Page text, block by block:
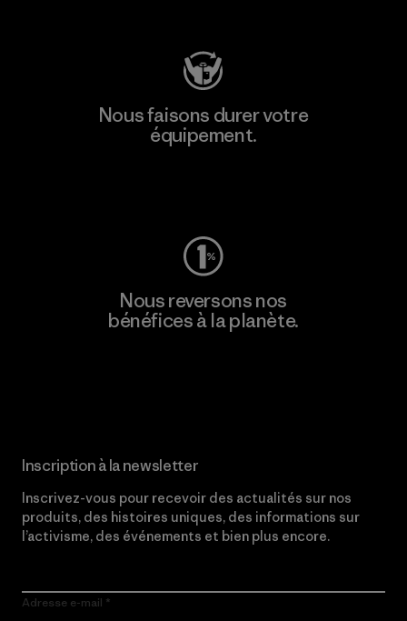
Nous faisons durer votre
équipement.
Nous reversons nos
bénéfices à la planète.
Inscription à la newsletter
Inscrivez-vous pour recevoir des actualités sur nos
produits, des histoires uniques, des informations sur
l’activisme, des événements et bien plus encore.
Adresse e-mail